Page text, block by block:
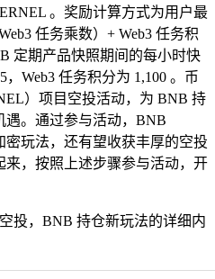
。奖励计算方式为用户最
任务乘数）+ Web3 任务积
定期产品快照期间的每小时快
Web3 任务积分为 1,100 。币
）项目空投活动，为 BNB 持
遇。通过参与活动，BNB
密玩法，还有望收获丰厚的空投
，按照上述步骤参与活动，开
投，BNB 持仓新玩法的详细内